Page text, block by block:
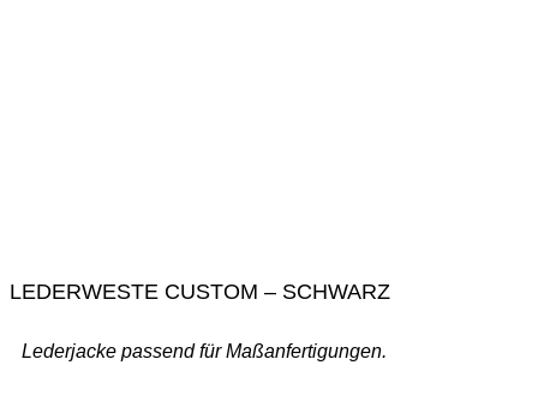
LEDERWESTE CUSTOM – SCHWARZ
Lederjacke passend für Maßanfertigungen.